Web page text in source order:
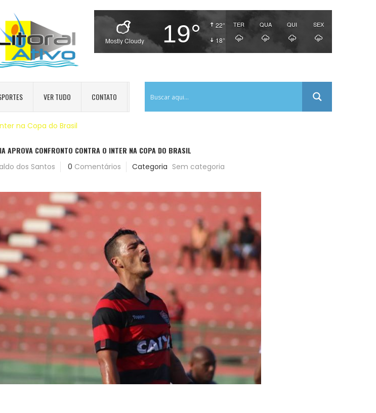
22°
18°
Mostly Cloudy 19° TER QUA QUI SEX
VER TUDO CONTATO
na Copa do Brasil
APROVA CONFRONTO CONTRA O INTER NA COPA DO BRASIL
dos Santos 0 Comentários Categoria Sem categoria